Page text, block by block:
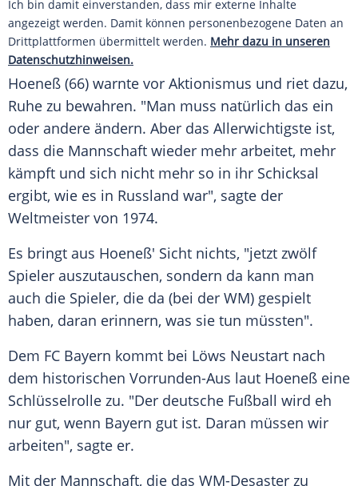
Ich bin damit einverstanden, dass mir externe Inhalte
angezeigt werden. Damit können personenbezogene Daten an
Drittplattformen übermittelt werden. Mehr dazu in unseren
Datenschutzhinweisen.
Hoeneß (66) warnte vor Aktionismus und riet dazu,
Ruhe zu bewahren. "Man muss natürlich das ein
oder andere ändern. Aber das Allerwichtigste ist,
dass die Mannschaft wieder mehr arbeitet, mehr
kämpft und sich nicht mehr so in ihr Schicksal
ergibt, wie es in Russland war", sagte der
Weltmeister von 1974.
Es bringt aus Hoeneß' Sicht nichts, "jetzt zwölf
Spieler auszutauschen, sondern da kann man
auch die Spieler, die da (bei der WM) gespielt
haben, daran erinnern, was sie tun müssten".
Dem FC Bayern kommt bei Löws Neustart nach
dem historischen Vorrunden-Aus laut Hoeneß eine
Schlüsselrolle zu. "Der deutsche Fußball wird eh
nur gut, wenn Bayern gut ist. Daran müssen wir
arbeiten", sagte er.
Mit der Mannschaft, die das WM-Desaster zu